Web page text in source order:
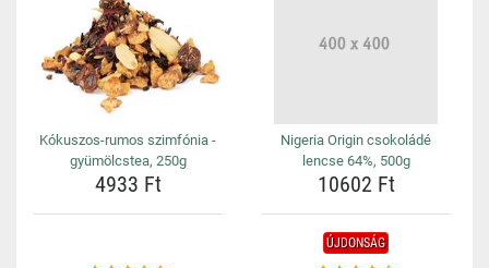
Kókuszos-rumos szimfónia -
gyümölcstea, 250g
4933 Ft
Nigeria Origin csokoládé
lencse 64%, 500g
10602 Ft
ÚJDONSÁG